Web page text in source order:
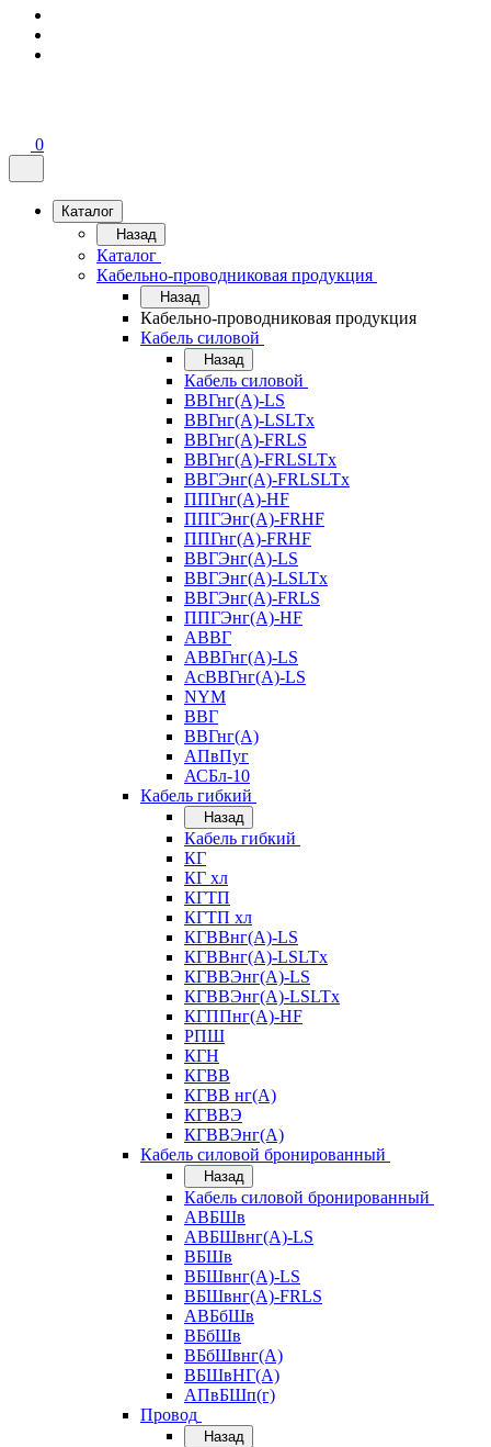
0
Каталог
Назад
Каталог
Кабельно-проводниковая продукция
Назад
Кабельно-проводниковая продукция
Кабель силовой
Назад
Кабель силовой
ВВГнг(А)-LS
ВВГнг(А)-LSLTx
ВВГнг(А)-FRLS
ВВГнг(А)-FRLSLTx
ВВГЭнг(А)-FRLSLTx
ППГнг(А)-HF
ППГЭнг(А)-FRHF
ППГнг(А)-FRHF
ВВГЭнг(А)-LS
ВВГЭнг(А)-LSLTx
ВВГЭнг(А)-FRLS
ППГЭнг(А)-HF
АВВГ
АВВГнг(А)-LS
АсВВГнг(А)-LS
NYM
ВВГ
ВВГнг(А)
АПвПуг
АСБл-10
Кабель гибкий
Назад
Кабель гибкий
КГ
КГ хл
КГТП
КГТП хл
КГВВнг(А)-LS
КГВВнг(А)-LSLTx
КГВВЭнг(А)-LS
КГВВЭнг(А)-LSLTx
КГППнг(А)-HF
РПШ
КГН
КГВВ
КГВВ нг(А)
КГВВЭ
КГВВЭнг(А)
Кабель силовой бронированный
Назад
Кабель силовой бронированный
АВБШв
АВБШвнг(А)-LS
ВБШв
ВБШвнг(А)-LS
ВБШвнг(А)-FRLS
АВБбШв
ВБбШв
ВБбШвнг(А)
ВБШвНГ(А)
АПвБШп(г)
Провод
Назад